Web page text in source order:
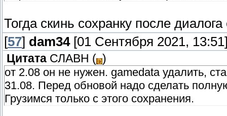
Тогда скинь сохранку после
[57] dam34[01 Сентября 2021,
Цитата СЛАВН ( )
от 2.08 он не нужен. gamedata удалить,
31.08. Перед обновой надо сделать
Грузимся только с этого сохранения.